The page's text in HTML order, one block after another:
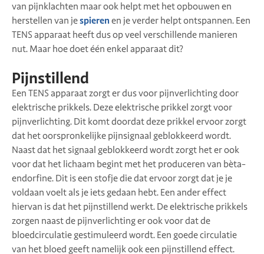
van pijnklachten maar ook helpt met het opbouwen en
herstellen van jespierenen je verder helpt ontspannen. Een
TENS apparaat heeft dus op veel verschillende manieren
nut. Maar hoe doet één enkel apparaat dit?
Pijnstillend
Een TENS apparaat zorgt er dus voor pijnverlichting door
elektrische prikkels. Deze elektrische prikkel zorgt voor
pijnverlichting. Dit komt doordat deze prikkel ervoor zorgt
dat het oorspronkelijke pijnsignaal geblokkeerd wordt.
Naast dat het signaal geblokkeerd wordt zorgt het er ook
voor dat het lichaam begint met het produceren van bèta-
endorfine. Dit is een stofje die dat ervoor zorgt dat je je
voldaan voelt als je iets gedaan hebt. Een ander effect
hiervan is dat het pijnstillend werkt. De elektrische prikkels
zorgen naast de pijnverlichting er ook voor dat de
bloedcirculatie gestimuleerd wordt. Een goede circulatie
van het bloed geeft namelijk ook een pijnstillend effect.